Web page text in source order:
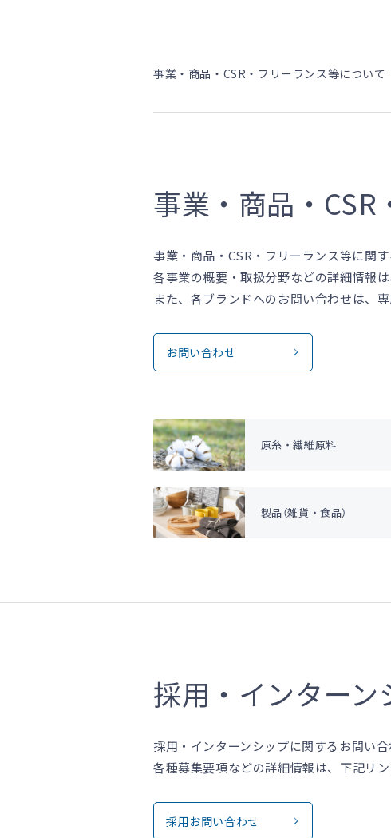
事業・商品・CSR・フリーランス等について
事業・商品・
事業・商品・CSR・フリーランス等に関
各事業の概要・取扱分野などの詳細情報
また、各ブランドへのお問い合わせは、
お問い合わせ
原糸・繊維原料
製品（雑貨・食品）
採用・インターン
採用・インターンシップに関するお問い合
各種募集要項などの詳細情報は、下記リ
採用お問い合わせ